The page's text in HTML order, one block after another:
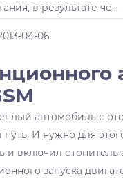
в результате че...
04-06
автомобиль с
путь. И нужно для
и включил отопитель
запуска